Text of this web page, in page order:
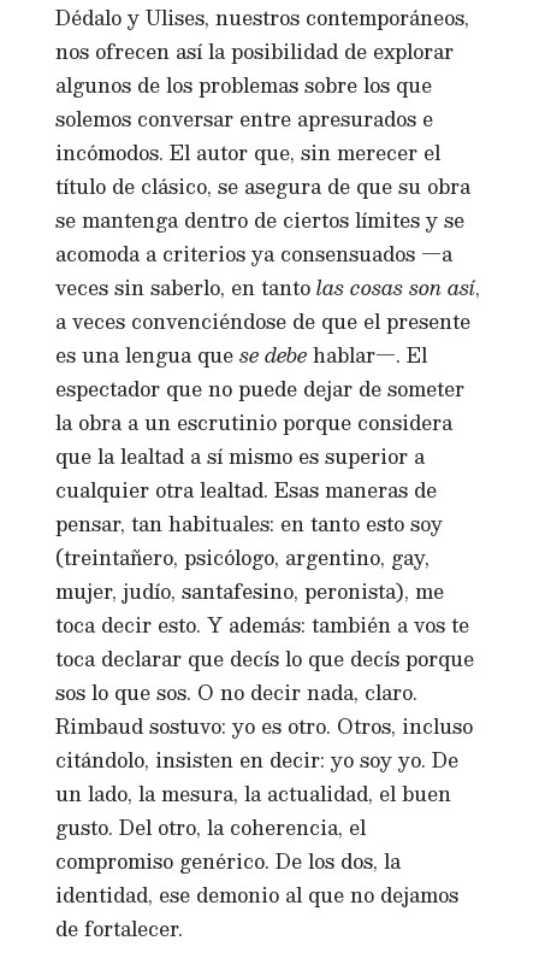
Dédalo y Ulises, nuestros contemporáneos,
nos ofrecen así la posibilidad de explorar
algunos de los problemas sobre los que
solemos conversar entre apresurados e
incómodos. El autor que, sin merecer el
título de clásico, se asegura de que su obra
se mantenga dentro de ciertos límites y se
acomoda a criterios ya consensuados —a
veces sin saberlo, en tantolas cosas son así,
a veces convenciéndose de que el presente
es una lengua quese debehablar—. El
espectador que no puede dejar de someter
la obra a un escrutinio porque considera
que la lealtad a sí mismo es superior a
cualquier otra lealtad. Esas maneras de
pensar, tan habituales: en tanto esto soy
(treintañero, psicólogo, argentino, gay,
mujer, judío, santafesino, peronista), me
toca decir esto. Y además: también a vos te
toca declarar que decís lo que decís porque
sos lo que sos. O no decir nada, claro.
Rimbaud sostuvo: yo es otro. Otros, incluso
citándolo, insisten en decir: yo soy yo. De
un lado, la mesura, la actualidad, el buen
gusto. Del otro, la coherencia, el
compromiso genérico. De los dos, la
identidad, ese demonio al que no dejamos
de fortalecer.